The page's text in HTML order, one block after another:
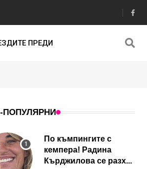
ПРЕДИ
ПОПУЛЯРНИ
По къмпингите с
кемпера! Радина
Кърджилова се разх...